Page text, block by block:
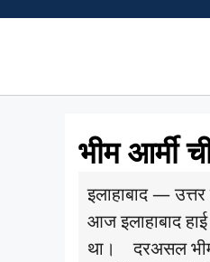
भीम आर्मी
इलाहाबाद —
आज इलाहाबाद
था। दरअसल भीम